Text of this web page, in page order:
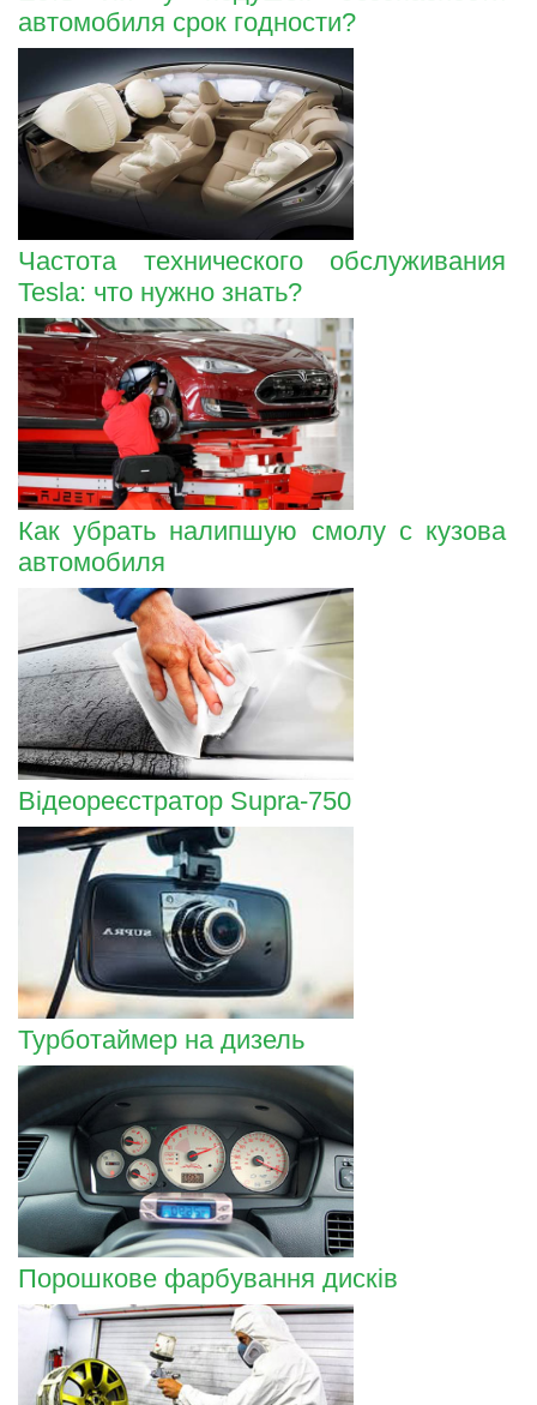
автомобиля срок годности?
Частота технического обслуживания
Tesla: что нужно знать?
Как убрать налипшую смолу с кузова
автомобиля
Відеореєстратор Supra-750
Турботаймер на дизель
Порошкове фарбування дисків